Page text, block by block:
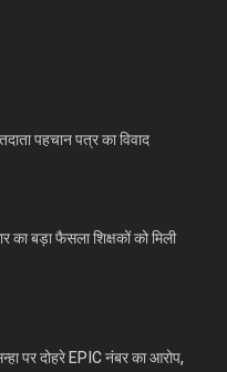
पहचान पत्र का विवाद
का बड़ा फैसला शिक्षकों को मिली
पर दोहरे EPIC नंबर का आरोप,